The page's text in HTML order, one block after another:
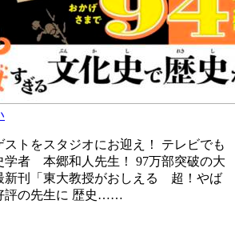
ストをスタジオにお迎え！ テレビでも
学者 本郷和人先生！ 97万部突破の大
新刊「東大教授がおしえる 超！やば
評の先生に 歴史……